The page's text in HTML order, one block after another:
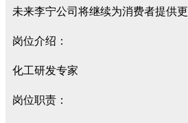
未来李宁公司将继续为消费者提供
岗位介绍：
化工研发专家
岗位职责：